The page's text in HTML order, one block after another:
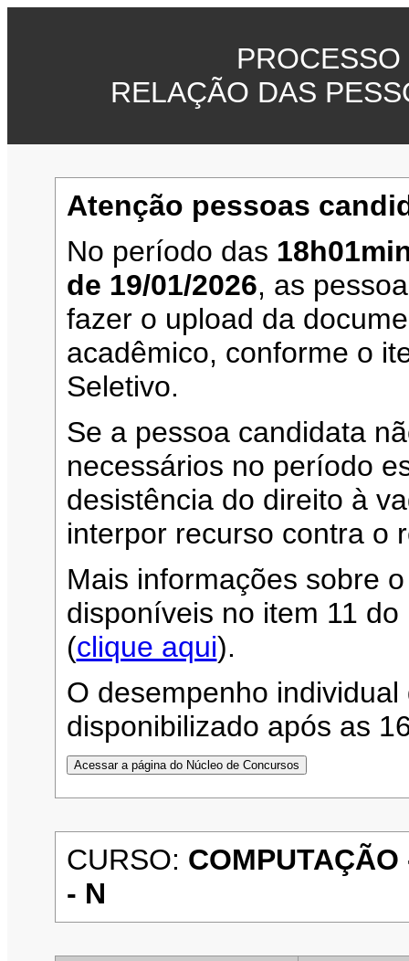
RELAÇÃO DAS
Atenção pessoas
No período das
de 19/01/2026, as
fazer o upload da
acadêmico, conforme o
Seletivo.
Se a pessoa candidata
necessários no período
desistência do direito à
interpor recurso contra o
Mais informações sobre
disponíveis no item 11
(clique aqui).
O desempenho
disponibilizado após as
CURSO:
- N